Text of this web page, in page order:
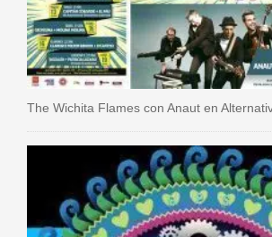
The Wichita Flames con Anaut en